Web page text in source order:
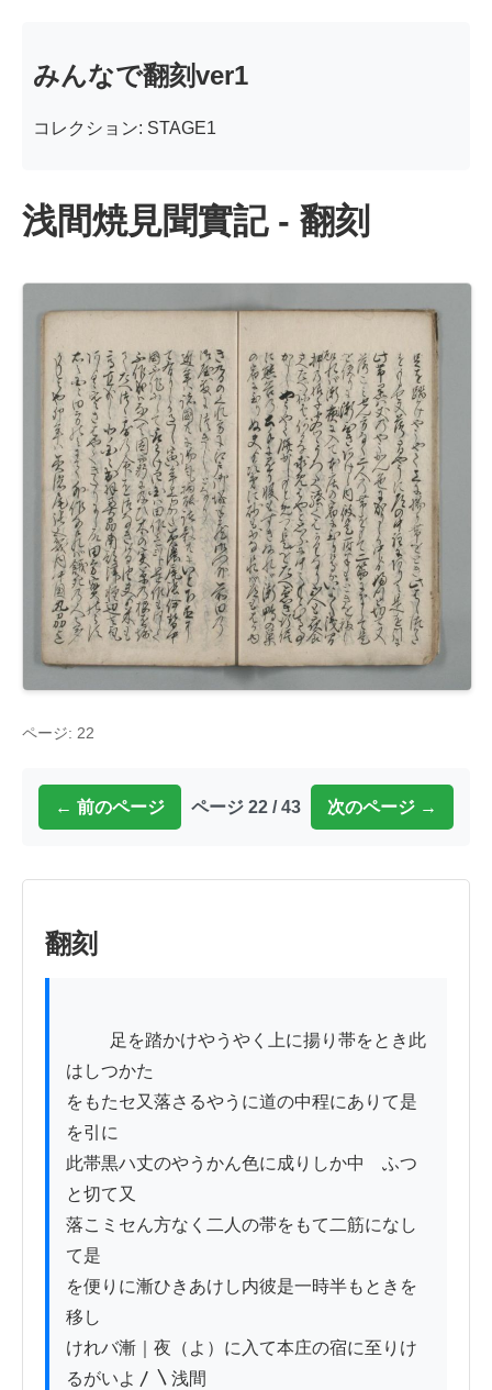
みんなで翻刻ver1
コレクション: STAGE1
浅間焼見聞實記 - 翻刻
ページ: 22
← 前のページ ページ 22 / 43 次のページ →
翻刻
はしつかた
をもたセ又落さるやうに道の中程にありて是
を引に
此帯黒ハ丈のやうかん色に成りしか中ゟふつ
と切て又
落こミセん方なく二人の帯をもて二筋になし
て是
を便りに漸ひきあけし内彼是一時半もときを
移し
けれバ漸｜夜（よ）に入て本庄の宿に至りけ
るがいよ〳〵浅間